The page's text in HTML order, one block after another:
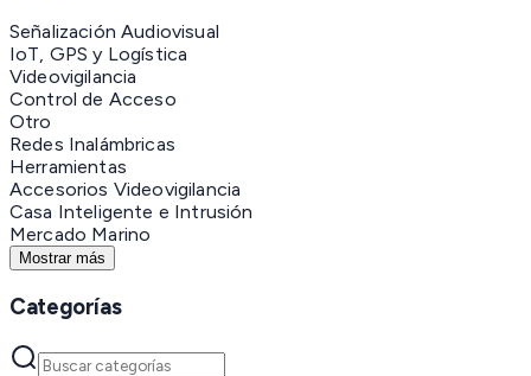
Señalización Audiovisual
IoT, GPS y Logística
Videovigilancia
Control de Acceso
Otro
Redes Inalámbricas
Herramientas
Accesorios Videovigilancia
Casa Inteligente e Intrusión
Mercado Marino
Mostrar más
Categorías